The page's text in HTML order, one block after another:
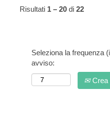
Risultati 1 – 20 di 22
Seleziona la frequenza
avviso:
Crea